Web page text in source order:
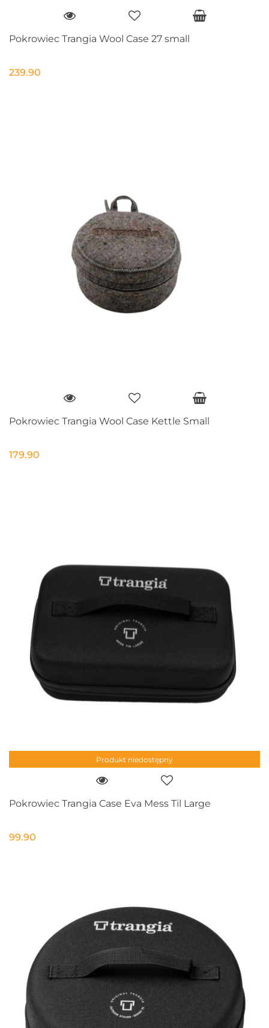
Pokrowiec Trangia Wool Case 27 small
239.90
Pokrowiec Trangia Wool Case Kettle Small
179.90
Produkt niedostępny
Pokrowiec Trangia Case Eva Mess Til Large
99.90